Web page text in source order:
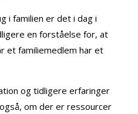
i familien er det i dag i
en forståelse for, at
et familiemedlem har et
og tidligere erfaringer
om der er ressourcer